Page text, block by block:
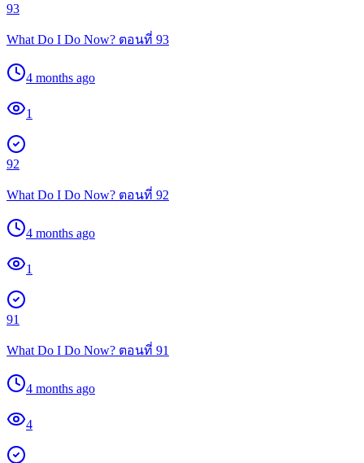
93
What Do I Do Now? ตอนที่ 93
4 months ago
1
92
What Do I Do Now? ตอนที่ 92
4 months ago
1
91
What Do I Do Now? ตอนที่ 91
4 months ago
4